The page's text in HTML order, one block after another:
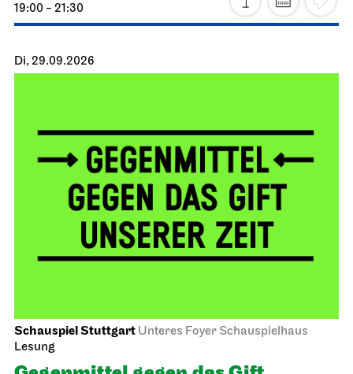
19:00 - 21:30
Di, 29.09.2026
Schauspiel Stuttgart Unteres Foyer Schauspielhaus
Lesung